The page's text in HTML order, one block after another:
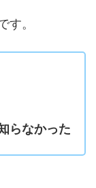
す。
らなかった